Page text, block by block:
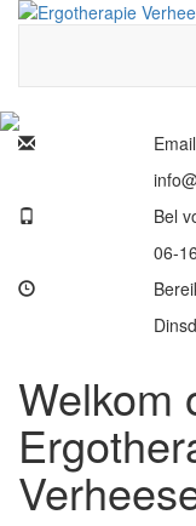
Skip
Email
Bel
06-
Welkom